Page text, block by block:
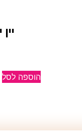
הוספה לסל